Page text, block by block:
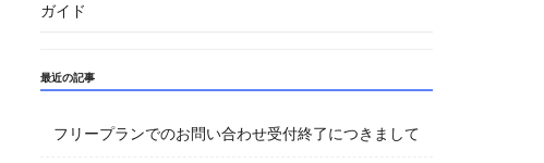
ガイド
最近の記事
フリープランでのお問い合わせ受付終了につきまして